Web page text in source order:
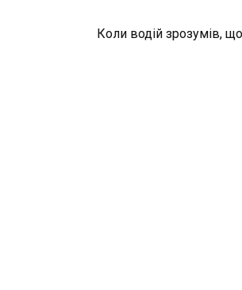
Коли водій зрозумів,